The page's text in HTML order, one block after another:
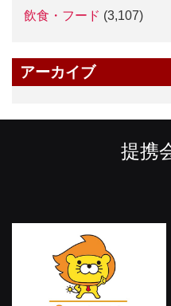
飲食・フード (3,107)
アーカイブ
提携